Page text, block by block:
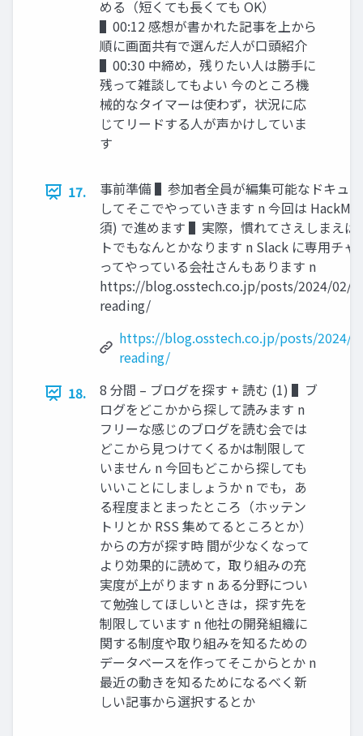
める（短くても⻑くても OK）
▌00:12 感想が書かれた記事を上から
順に画⾯共有で選んだ⼈が⼝頭紹介
▌00:30 中締め，残りたい⼈は勝⼿に
残って雑談してもよい 今のところ機
械的なタイマーは使わず，状況に応
じてリードする⼈が声かけしていま
す
17.
事前準備 ▌参加者全員が編集可能なドキュ
してそこでやっていきます n 今回は
須) で進めます ▌実際，慣れてさえしまえば
トでもなんとかなります n Slack に専⽤チャ
ってやっている会社さんもあります n
https://blog.osstech.co.jp/posts/2024/02/
reading/
https://blog.osstech.co.jp/posts/2024/
reading/
18.
8 分間 – ブログを探す + 読む (1) ▌ブ
ログをどこかから探して読みます n
フリーな感じのブログを読む会では
どこから⾒つけてくるかは制限して
いません n 今回もどこから探しても
いいことにしましょうか n でも，あ
る程度まとまったところ（ホッテン
トリとか RSS 集めてるところとか）
からの⽅が探す時 間が少なくなって
より効果的に読めて，取り組みの充
実度が上がります n ある分野につい
て勉強してほしいときは，探す先を
制限しています n 他社の開発組織に
関する制度や取り組みを知るための
データベースを作ってそこからとか n
最近の動きを知るためになるべく新
しい記事から選択するとか